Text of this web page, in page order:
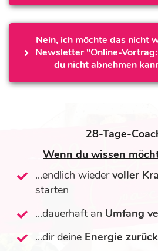
Nein, ich möchte das nicht
Newsletter "Online-
du nicht abnehmen
28-Tage-
Wenn du wissen
...endlich wiedervoller
starten
...dauerhaft an Umfang
...dir deine Energie zurück